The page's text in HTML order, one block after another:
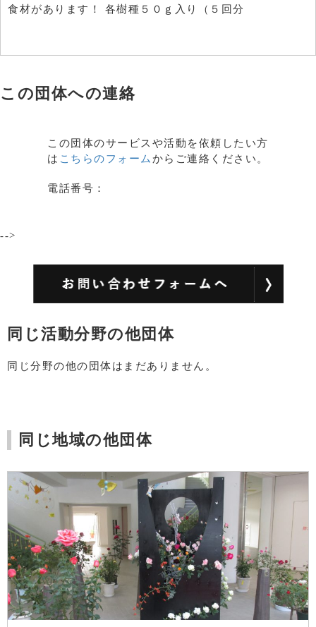
食材があります！ 各樹種５０ｇ入り（５回分
この団体への連絡
この団体のサービスや活動を依頼したい方
は こちらのフォーム からご連絡ください。
電話番号：
-->
同じ活動分野の他団体
同じ分野の他の団体はまだありません。
同じ地域の他団体